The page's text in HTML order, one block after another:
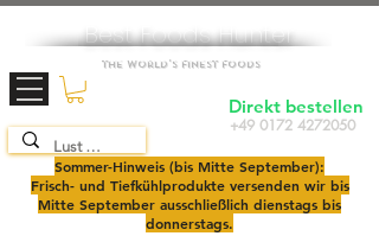
Best Foods Hunter
The World's Finest Foods
+49 0172 4272050
Direkt bestellen
Sommer-Hinweis (bis Mitte September):
Frisch- und Tiefkühlprodukte versenden wir bis
Mitte September ausschließlich dienstags bis
donnerstags.